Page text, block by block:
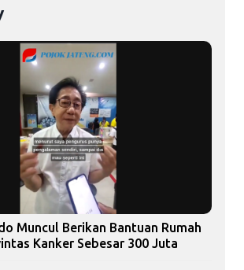
Muncul Berikan Bantuan Rumah
Kanker Sebesar 300 Juta